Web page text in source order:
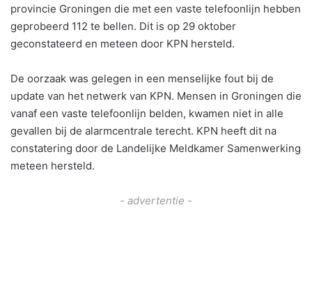
provincie Groningen die met een vaste telefoonlijn hebben
geprobeerd 112 te bellen. Dit is op 29 oktober
geconstateerd en meteen door KPN hersteld.
De oorzaak was gelegen in een menselijke fout bij de
update van het netwerk van KPN. Mensen in Groningen die
vanaf een vaste telefoonlijn belden, kwamen niet in alle
gevallen bij de alarmcentrale terecht. KPN heeft dit na
constatering door de Landelijke Meldkamer Samenwerking
meteen hersteld.
- advertentie -